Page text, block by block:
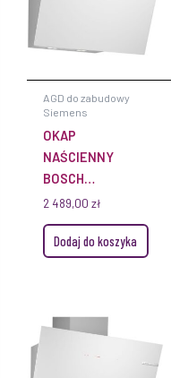
AGD do zabudowy
Siemens
OKAP
NAŚCIENNY
BOSCH
DWK67FN20 60
CM SERIE 4 BIAŁE
SZKŁO
2 489,00 zł
Dodaj do koszyka